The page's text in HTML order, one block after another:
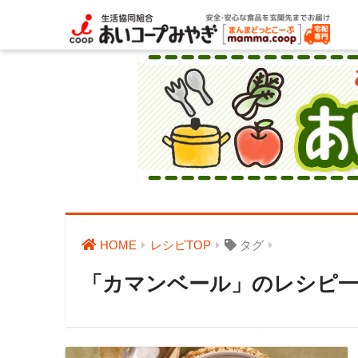
HOME レシピTOP タグ
「カマンベール」のレシピ